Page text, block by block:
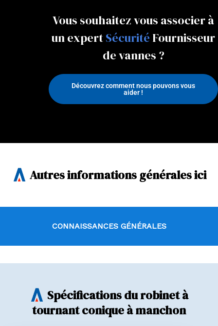
Vous souhaitez vous associer à
un expertPapillon Fournisseur
de vannes ?
Découvrez comment nous pouvons vous
aider !
Autres informations générales ici
CONNAISSANCES GÉNÉRALES
Spécifications du robinet à
tournant conique à manchon